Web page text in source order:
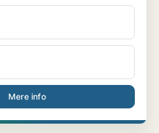
Mere info